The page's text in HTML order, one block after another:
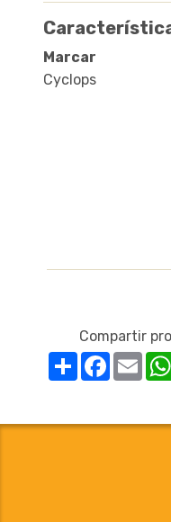
Marcar
Cyclops
Compartir
Compartir